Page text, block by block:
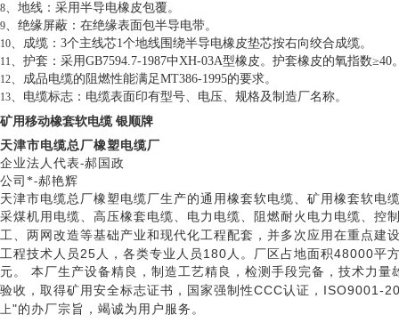
8、地线：采用半导电橡皮包覆。
9、绝缘屏蔽：在绝缘表面包半导电带。
10、成缆： 3个主线芯1个地线围绕半导电橡皮垫芯按右向绞合成缆。
11、护套：采用GB7594.7-1987中XH-03A型橡皮。护套橡皮的氧指数≥40
12、成品电缆的阻燃性能满足MT386-1995的要求。
13、电缆标志：电缆表面印有型号、电压、规格及制造厂名称。
矿用移动橡套软电缆 银顺牌
天津市电缆总厂橡塑电缆厂
企业法人代表-郝国政
公司*-郝艳辉
天津市电缆总厂橡塑电缆厂生产的通用橡套软电缆、矿用橡套软
采煤机用电缆、高压橡套电缆、电力电缆、阻燃耐火电力电缆、控
工、两网改造等基础产业和现代化工程配套，并多次应用在重点建
工程技术人员 25 人，各类专业人员 180 人。厂区占地面积48000平
元。 本厂生产设备精良，制造工艺精良，检测手段完备，技术力
验收，取得矿用安全标志证书，国家强制性CCC认证， ISO9001-
上"的办厂宗旨，竭诚为用户服务。